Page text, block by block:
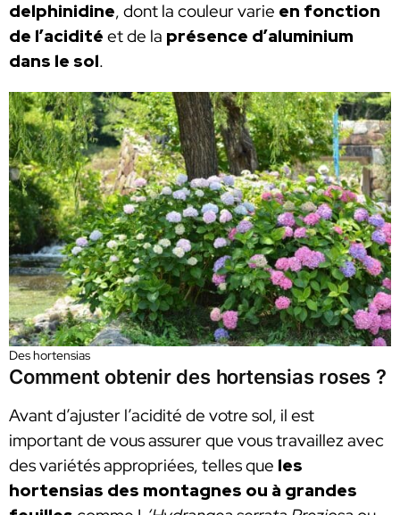
delphinidine, dont la couleur varie en fonction
de l’acidité et de la présence d’aluminium
dans le sol.
Des hortensias
Comment obtenir des hortensias roses ?
Avant d’ajuster l’acidité de votre sol, il est
important de vous assurer que vous travaillez avec
des variétés appropriées, telles que les
hortensias des montagnes ou à grandes